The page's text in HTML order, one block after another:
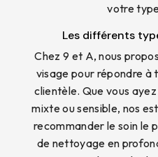
votre
Les différents
Chez 9 et A, nous
visage pour répondre à
clientèle. Que vous
mixte ou sensible, nos
recommander le soin le
de nettoyage en